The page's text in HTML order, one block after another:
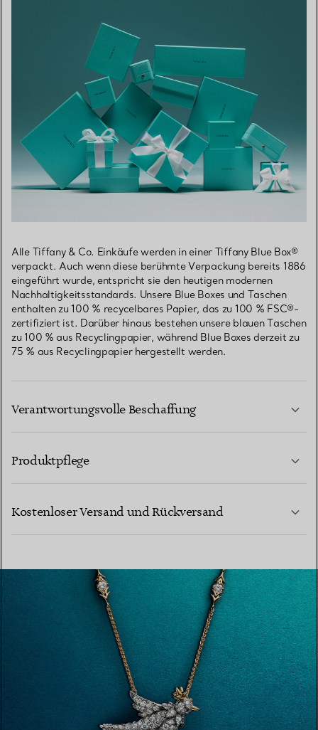
Alle Tiffany & Co. Einkäufe werden in einer Tiffany Blue Box®
verpackt. Auch wenn diese berühmte Verpackung bereits 1886
eingeführt wurde, entspricht sie den heutigen modernen
Nachhaltigkeitsstandards. Unsere Blue Boxes und Taschen
enthalten zu 100 % recycelbares Papier, das zu 100 % FSC®-
zertifiziert ist. Darüber hinaus bestehen unsere blauen Taschen
zu 100 % aus Recyclingpapier, während Blue Boxes derzeit zu
75 % aus Recyclingpapier hergestellt werden.
Verantwortungsvolle Beschaffung
Produktpflege
Kostenloser Versand und Rückversand